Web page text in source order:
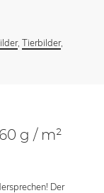
, Tierbilder,
g / m²
Der